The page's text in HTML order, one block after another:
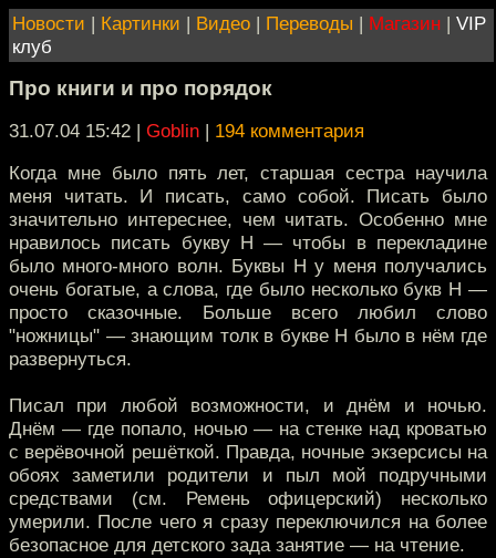
Новости | Картинки | Видео | Переводы | Магазин | VIP
клуб
Про книги и про порядок
31.07.04 15:42 | Goblin | 194 комментария
Когда мне было пять лет, старшая сестра научила
меня читать. И писать, само собой. Писать было
значительно интереснее, чем читать. Особенно мне
нравилось писать букву Н — чтобы в перекладине
было много-много волн. Буквы Н у меня получались
очень богатые, а слова, где было несколько букв Н —
просто сказочные. Больше всего любил слово
"ножницы" — знающим толк в букве Н было в нём где
развернуться.
Писал при любой возможности, и днём и ночью.
Днём — где попало, ночью — на стенке над кроватью
с верёвочной решёткой. Правда, ночные экзерсисы на
обоях заметили родители и пыл мой подручными
средствами (см. Ремень офицерский) несколько
умерили. После чего я сразу переключился на более
безопасное для детского зада занятие — на чтение.